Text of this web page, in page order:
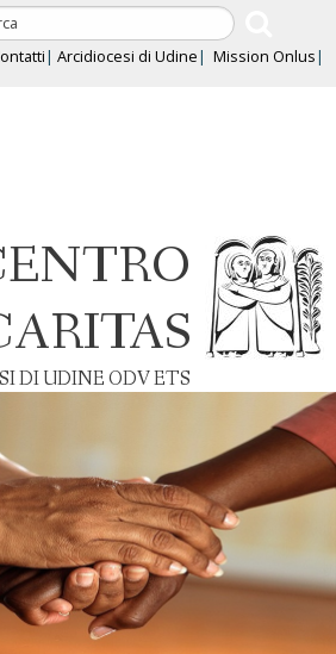
Arcidiocesi di Udine Mission Onlus
DI UDINE ODV ETS